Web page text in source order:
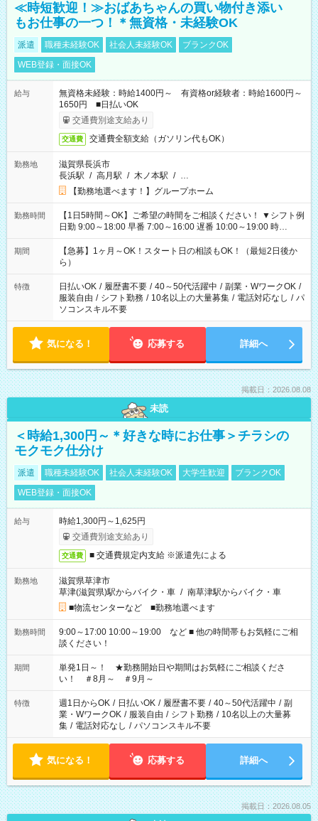
≪時短歓迎！≫おばあちゃんの買い物付き添い
もお仕事の一つ！＊無資格・未経験OK
派遣 職種未経験OK 社会人未経験OK
ブランクOK
WEB登録・面接OK
給与
無資格未経験：時給1400円～ 有資格or経験者：時給1600円～
1650円 ■日払いOK
交通費別途支給あり
交通費 交通費全額支給（ガソリン代もOK）
勤務地
滋賀県長浜市
長浜駅 / 高月駅 / 木ノ本駅 / …
【勤務地選べます！】グループホーム
勤務時間
【1日5時間～OK】ご希望の時間をご相談ください！ ▼シフト例
日勤 9:00～18:00 早番 7:00～16:00 遅番 10:00～19:00 時
短 10:00～15:00 上記はあくまで一例です。 「夕方までには帰
宅しておきたい」 「朝はゆっくりのスタートがいい」 「お昼の
時間を有効に使いたい」 など、ご希望があれば教えてください
ね。
期間
【急募】1ヶ月～OK！スタート日の相談もOK！（最短2日後か
ら）
特徴 日払いOK / 履歴書不要 / 40～50代活躍中 / 副業・WワークOK /
服装自由 / シフト勤務 / 10名以上の大量募集 / 電話対応なし / パ
ソコンスキル不要
気になる！ 応募する 詳細へ
掲載日：2026.08.08
未読
＜時給1,300円～＊好きな時にお仕事＞チラシの
モクモク仕分け
派遣 職種未経験OK 社会人未経験OK 大学生歓迎
ブランクOK
WEB登録・面接OK
給与
時給1,300円～1,625円
交通費別途支給あり
交通費 ■ 交通費規定内支給 ※派遣先による
勤務地
滋賀県草津市
草津(滋賀県)駅からバイク・車 / 南草津駅からバイク・車
■物流センターなど ■勤務地選べます
勤務時間
9:00～17:00 10:00～19:00 など ■ 他の時間帯もお気軽にご相
談ください！
期間
単発1日～！ ★勤務開始日や期間はお気軽にご相談くださ
い！ ＃8月～ ＃9月～
特徴 週1日からOK / 日払いOK / 履歴書不要 / 40～50代活躍中 / 副
業・WワークOK / 服装自由 / シフト勤務 / 10名以上の大量募
集 / 電話対応なし / パソコンスキル不要
気になる！ 応募する 詳細へ
掲載日：2026.08.05